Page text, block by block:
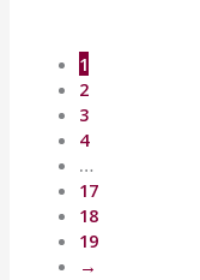
1
2
3
4
…
17
18
19
→